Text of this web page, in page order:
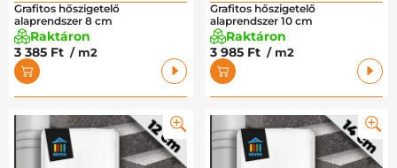
Grafitos hőszigetelő
alaprendszer 8 cm
Raktáron
3 385 Ft / m2
Grafitos hőszigetelő
alaprendszer 10 cm
Raktáron
3 985 Ft / m2